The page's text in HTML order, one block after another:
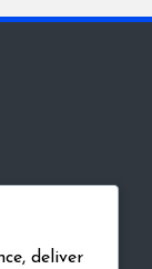
deliver